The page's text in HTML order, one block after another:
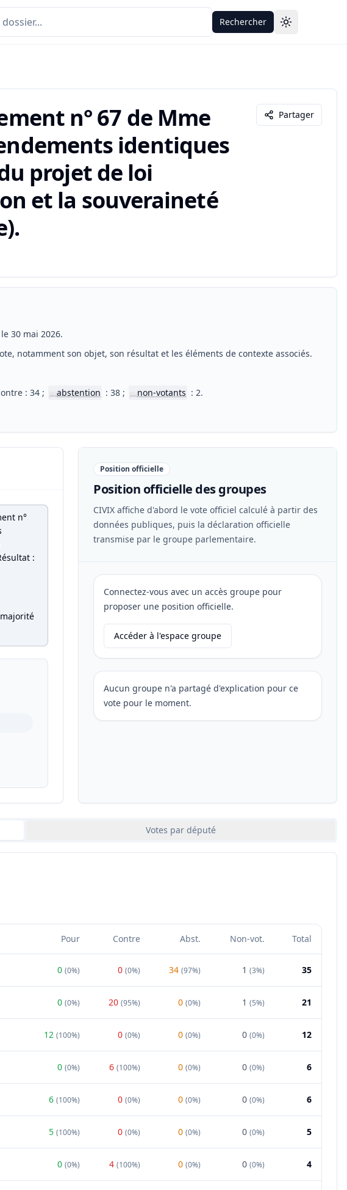
Rechercher Toggle theme
n° 67 de Mme
identiques
projet de loi
et la souveraineté
Partager
30 mai 2026.
notamment son objet, son résultat et les éléments de contexte associés.
: 34 ;
📖abstention : 38 ; 📖non-votants : 2.
n°
:
Position officielle
Position officielle des groupes
CIVIX affiche d'abord le vote officiel calculé à partir des
données publiques, puis la déclaration officielle
transmise par le groupe parlementaire.
Connectez-vous avec un accès groupe pour
proposer une position officielle.
Accéder à l'espace groupe
Aucun groupe n'a partagé d'explication pour ce
vote pour le moment.
Votes par député
Pour Contre Abst. Non-vot. Total
0 (0%) 0 (0%) 34 (97%) 1 (3%) 35
0 (0%) 20 (95%) 0 (0%) 1 (5%) 21
12 (100%) 0 (0%) 0 (0%) 0 (0%) 12
0 (0%) 6 (100%) 0 (0%) 0 (0%) 6
6 (100%) 0 (0%) 0 (0%) 0 (0%) 6
5 (100%) 0 (0%) 0 (0%) 0 (0%) 5
0 (0%) 4 (100%) 0 (0%) 0 (0%) 4